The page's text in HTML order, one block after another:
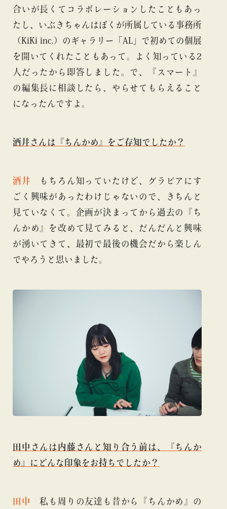
合いが長くてコラボレーションしたこともあっ
たし、いぶきちゃんはぼくが所属している事務所
（KiKi inc.）のギャラリー「AL」で初めての個展
を開いてくれたこともあって。よく知っている2
人だったから即答しました。で、『スマート』
の編集長に相談したら、やらせてもらえること
になったんですよ。
酒井さんは『ちんかめ』をご存知でしたか？
酒井 もちろん知っていたけど、グラビアにす
ごく興味があったわけじゃないので、きちんと
見ていなくて。企画が決まってから過去の『ち
んかめ』を改めて見てみると、だんだんと興味
が湧いてきて、最初で最後の機会だから楽しん
でやろうと思いました。
田中さんは内藤さんと知り合う前は、『ちんか
め』にどんな印象をお持ちでしたか？
田中
私も周りの友達も昔から『ちんかめ』の